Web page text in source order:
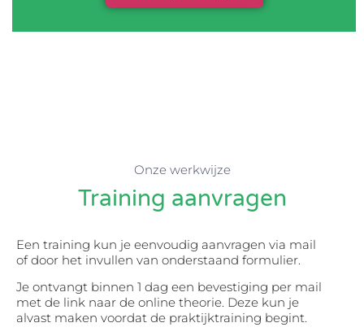
Onze werkwijze
Training aanvragen
Een training kun je eenvoudig aanvragen via mail
of door het invullen van onderstaand formulier.
Je ontvangt binnen 1 dag een bevestiging per mail
met de link naar de online theorie. Deze kun je
alvast maken voordat de praktijktraining begint.